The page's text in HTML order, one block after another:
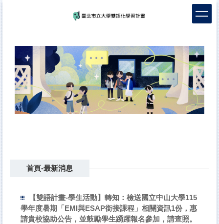
首頁-最新消息
【雙語計畫-學生活動】轉知：檢送國立中山大學115
學年度暑期「EMI與ESAP銜接課程」相關資訊1份，惠
請貴校協助公告，並鼓勵學生踴躍報名參加，請查照。